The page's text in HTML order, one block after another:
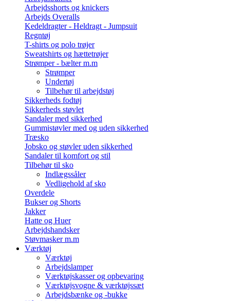
Arbejdsshorts og knickers
Arbejds Overalls
Kedeldragter - Heldragt - Jumpsuit
Regntøj
T-shirts og polo trøjer
Sweatshirts og hættetrøjer
Strømper - bælter m.m
Strømper
Undertøj
Tilbehør til arbejdstøj
Sikkerheds fodtøj
Sikkerheds støvlet
Sandaler med sikkerhed
Gummistøvler med og uden sikkerhed
Træsko
Jobsko og støvler uden sikkerhed
Sandaler til komfort og stil
Tilbehør til sko
Indlægssåler
Vedligehold af sko
Overdele
Bukser og Shorts
Jakker
Hatte og Huer
Arbejdshandsker
Støvmasker m.m
Værktøj
Værktøj
Arbejdslamper
Værktøjskasser og opbevaring
Værktøjsvogne & værktøjssæt
Arbejdsbænke og -bukke